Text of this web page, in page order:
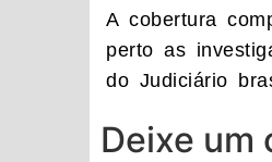
A cobertura
perto as
do Judiciário
Deixe um